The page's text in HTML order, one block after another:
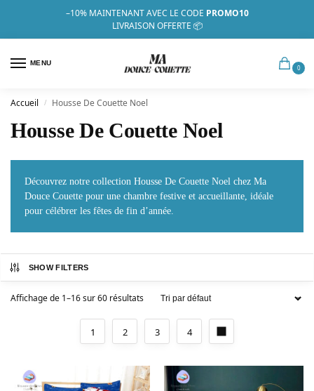
–10% MAINTENANT AVEC LE CODE PROMO10
LIVRAISON OFFERTE 📦
MENU
0
Accueil / Housse De Couette Noel
Housse De Couette Noel
Découvrez notre collection Housse De Couette Noel chez Ma
Douce Couette pour une chambre festive et accueillante, idéale
pour célébrer les fêtes de fin d’année.
SHOW FILTERS
Affichage de 1–16 sur 60 résultats
1 2 3 4